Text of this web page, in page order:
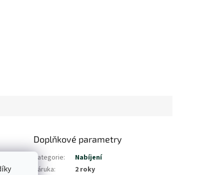
Doplňkové parametry
Kategorie:
Nabíjení
Záruka:
2 roky